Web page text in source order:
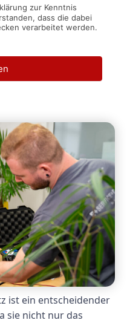
zur Kenntnis
dass die dabei
verarbeitet werden.
ist ein entscheidender
sie nicht nur das